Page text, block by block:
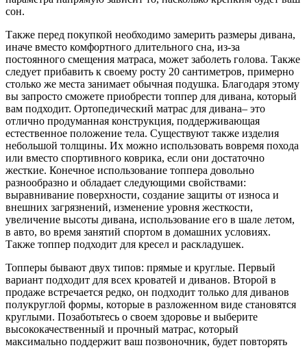
сон.
Также перед покупкой необходимо замерить размеры дивана,
иначе вместо комфортного длительного сна, из-за
постоянного смещения матраса, может заболеть голова. Также
следует прибавить к своему росту 20 сантиметров, примерно
столько же места занимает обычная подушка. Благодаря этому
вы запросто сможете приобрести топпер для дивана, который
вам подходит. Ортопедический матрас для дивана– это
отлично продуманная конструкция, поддерживающая
естественное положение тела. Существуют также изделия
небольшой толщины. Их можно использовать вовремя похода
или вместо спортивного коврика, если они достаточно
жесткие. Конечное использование топпера довольно
разнообразно и обладает следующими свойствами:
выравнивание поверхности, создание защиты от износа и
внешних загрязнений, изменение уровня жесткости,
увеличение высоты дивана, использование его в шале летом,
в авто, во время занятий спортом в домашних условиях.
Также топпер подходит для кресел и раскладушек.
Топперы бывают двух типов: прямые и круглые. Первый
вариант подходит для всех кроватей и диванов. Второй в
продаже встречается редко, он подходит только для диванов
полукруглой формы, которые в разложенном виде становятся
круглыми. Позаботьтесь о своем здоровье и выберите
высококачественный и прочный матрас, который
максимально поддержит ваш позвоночник, будет повторять